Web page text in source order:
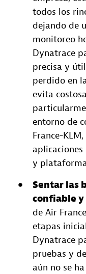
todos los
dejando de
monitoreo
Dynatrace
precisa y
perdido en
evita
entorno de
France-
aplicaciones
y
Sentar las
confiable
de Air
etapas
Dynatrace
pruebas y
aún no se